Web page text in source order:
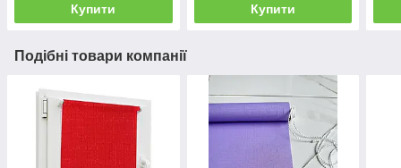
Купити Купити
Подібні товари компанії